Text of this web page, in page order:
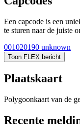
Een capcode is een
te sturen naar de juiste
001020190 unknown
Toon FLEX bericht
Plaatskaart
Polygoonkaart van de
Recente